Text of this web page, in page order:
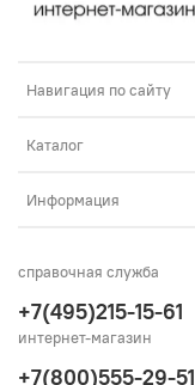
Навигация по сайту
Каталог
Информация
справочная служба
+7(495)215-15-61
интернет-магазин
+7(800)555-29-51